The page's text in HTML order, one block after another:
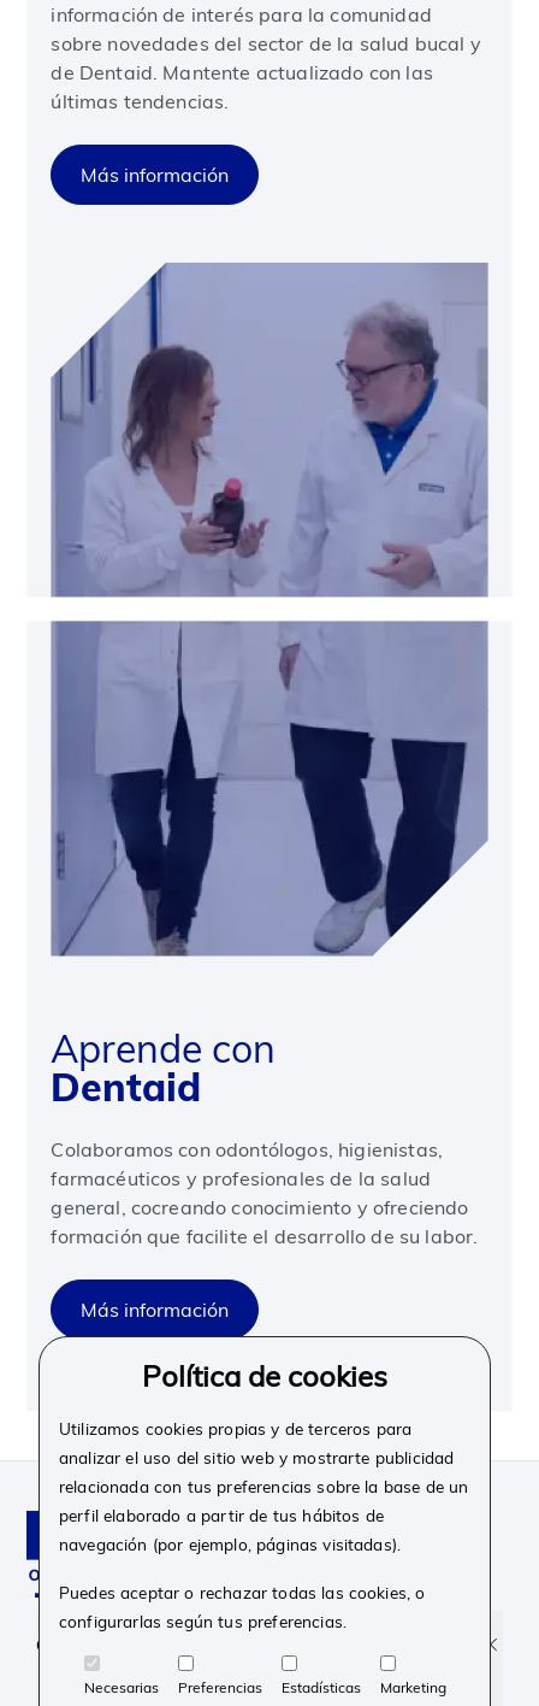
información de interés para la comunidad
sobre novedades del sector de la salud bucal y
de Dentaid. Mantente actualizado con las
últimas tendencias.
Más información
Aprende con
Dentaid
Colaboramos con odontólogos, higienistas,
farmacéuticos y profesionales de la salud
general, cocreando conocimiento y ofreciendo
formación que facilite el desarrollo de su labor.
Más información
Facebook
Instagram
Linkedin
Youtube
Corporativo
Política de cookies
Utilizamos cookies propias y de terceros para
analizar el uso del sitio web y mostrarte publicidad
relacionada con tus preferencias sobre la base de un
perfil elaborado a partir de tus hábitos de
navegación (por ejemplo, páginas visitadas).
Puedes aceptar o rechazar todas las cookies, o
configurarlas según tus preferencias.
Necesarias Preferencias Estadísticas Marketing